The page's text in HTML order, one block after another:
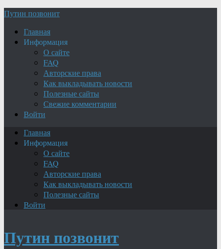
Путин позвонит
Главная
Информация
О сайте
FAQ
Авторские права
Как выкладывать новости
Полезные сайты
Свежие комментарии
Войти
Главная
Информация
О сайте
FAQ
Авторские права
Как выкладывать новости
Полезные сайты
Войти
Путин позвонит